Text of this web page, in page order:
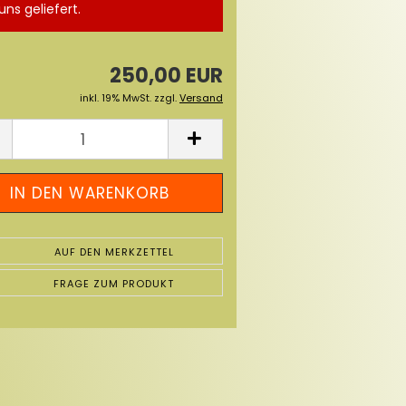
geliefert.
250,00 EUR
inkl. 19% MwSt. zzgl.Versand
AUF DEN MERKZETTEL
FRAGE ZUM PRODUKT